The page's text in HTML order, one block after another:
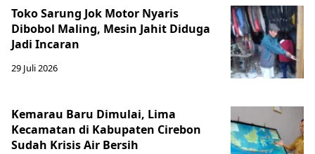
Toko Sarung Jok Motor Nyaris
Dibobol Maling, Mesin Jahit Diduga
Jadi Incaran
29 Juli 2026
Kemarau Baru Dimulai, Lima
Kecamatan di Kabupaten Cirebon
Sudah Krisis Air Bersih